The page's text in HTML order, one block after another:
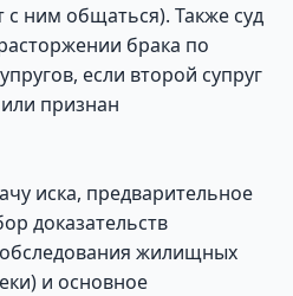
с ним общаться). Также суд
брака по
если второй супруг
или признан
иска, предварительное
доказательств
обследования жилищных
и основное